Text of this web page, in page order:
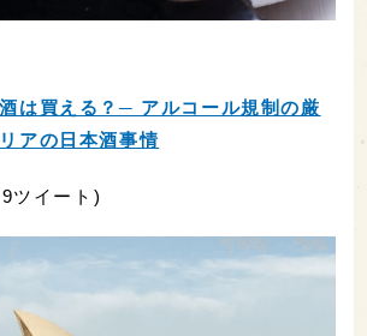
は買える？─ アルコール規制の厳
アの日本酒事情
ツイート)